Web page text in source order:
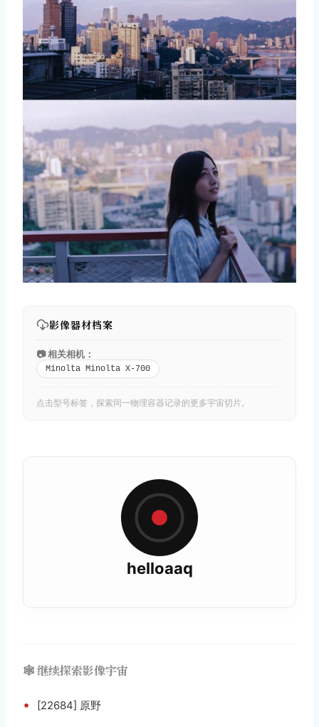
影像器材档案
📷 相关相机：
Minolta Minolta X-700
点击型号标签，探索同一物理容器记录的更多宇宙切片。
helloaaq
🕸️ 继续探索影像宇宙
• [22684] 原野